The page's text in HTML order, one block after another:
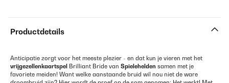
Productdetails
Anticipatie zorgt voor het meeste plezier - en dat kun je vieren met het
vrijgezellenkaartspel Brilliant Bride van Spielehelden samen met je
favoriete meiden! Want welke aanstaande bruid wil nou niet de ware